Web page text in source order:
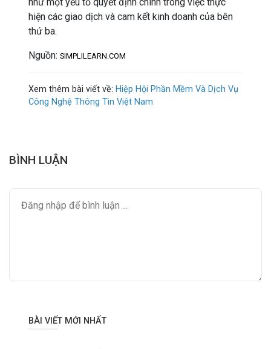
như một yếu tố quyết định chính trong việc thực
hiện các giao dịch và cam kết kinh doanh của bên
thứ ba.
Nguồn: SIMPLILEARN.COM
Xem thêm bài viết về: Hiệp Hội Phần Mềm Và Dịch Vụ
Công Nghệ Thông Tin Việt Nam
BÌNH LUẬN
BÀI VIẾT MỚI NHẤT